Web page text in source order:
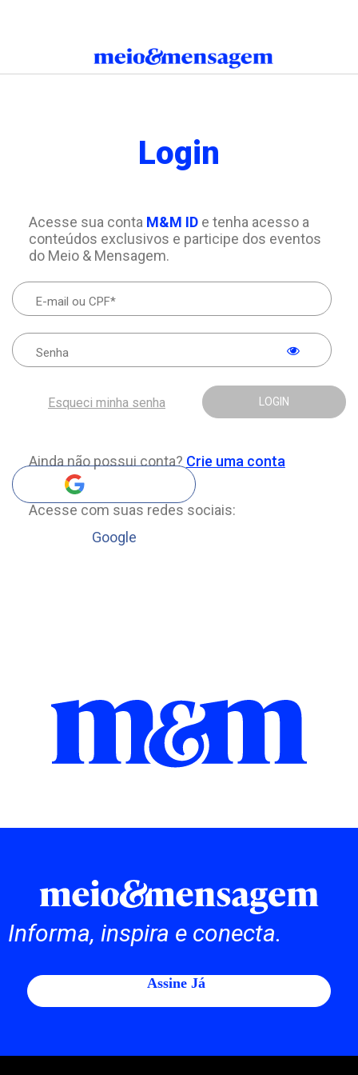
Login
Acesse sua conta M&M IDe tenha acesso a
conteúdos exclusivos e participe dos eventos
do Meio & Mensagem.
LOGIN
Esqueci minha senha
Ainda não possui conta? Crie uma conta
Acesse com suas redes sociais:
Google
Informa, inspira e conecta.
Assine Já